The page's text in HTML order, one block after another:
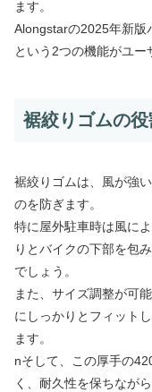
ます。
Alongstarの2025年新版
という2つの機能がユー
裾絞りゴムの
裾絞りゴムは、風が強
のを防ぎます。
特に屋外駐車時は風に
りとバイクの下部を包
でしょう。
また、サイズ調整が可
にしっかりとフィット
ます。
nそして、この厚手の
く、耐久性を保ちなが